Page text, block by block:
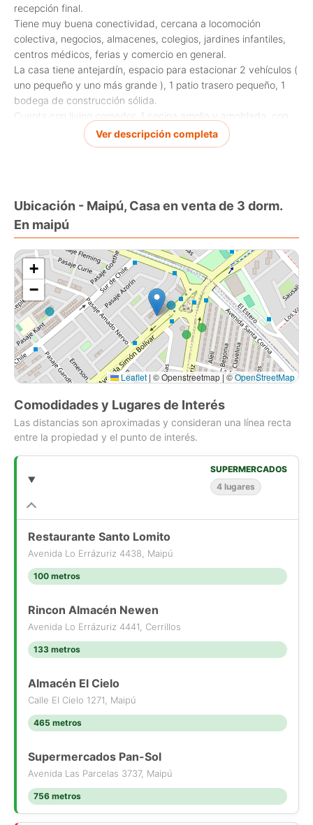
recepción final.
Tiene muy buena conectividad, cercana a locomoción
colectiva, negocios, almacenes, colegios, jardines infantiles,
centros médicos, ferias y comercio en general.
La casa tiene antejardín, espacio para estacionar 2 vehículos (
uno pequeño y uno más grande ), 1 patio trasero pequeño, 1
bodega de construcción sólida.
Cuenta con living comedor, 1 cocina amplia y amoblada, con
espacio para poner comedor de diario, 3 dormitorios ( 2 con
clóset), 1 baño completo.
en el living comedor, cocina y baños.
Piso flotante en los dormitorios.
No paga contribuciones y está completamente regularizada.
Ver descripción completa
Ubicación - Maipú, Casa en venta de 3 dorm.
En maipú
+
−
Leaflet | © Openstreetmap | ©OpenStreetMap
Comodidades y Lugares de Interés
Las distancias son aproximadas y consideran una línea recta
entre la propiedad y el punto de interés.
SUPERMERCADOS
4 lugares
Restaurante Santo Lomito
Avenida Lo Errázuriz 4438, Maipú
100 metros
Rincon Almacén Newen
Avenida Lo Errázuriz 4441, Cerrillos
133 metros
Almacén El Cielo
Calle El Cielo 1271, Maipú
465 metros
Supermercados Pan-Sol
Avenida Las Parcelas 3737, Maipú
756 metros